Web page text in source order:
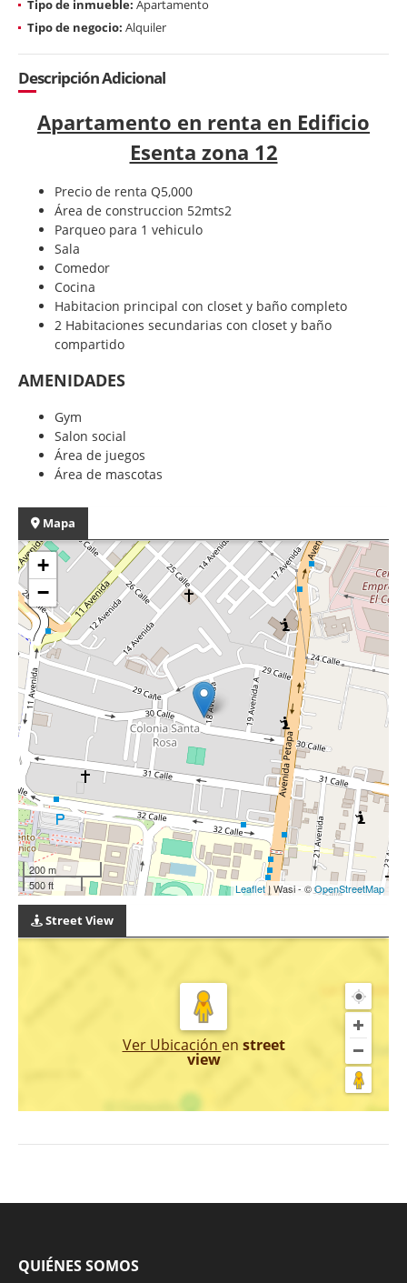
Tipo de inmueble: Apartamento
Tipo de negocio: Alquiler
Descripción Adicional
Apartamento en renta en Edificio
Esenta zona 12
Precio de renta Q5,000
Área de construccion 52mts2
Parqueo para 1 vehiculo
Sala
Comedor
Cocina
Habitacion principal con closet y baño completo
2 Habitaciones secundarias con closet y baño
compartido
AMENIDADES
Gym
Salon social
Área de juegos
Área de mascotas
Mapa
+
−
200 m
500 ft
Leaflet| Wasi - ©OpenStreetMap
Street View
Ver Ubicación en street
view
QUIÉNES SOMOS